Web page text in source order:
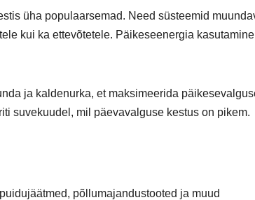
üha populaarsemad. Need süsteemid
kui ka ettevõtetele. Päikeseenergia
ja kaldenurka, et maksimeerida
suvekuudel, mil päevavalguse kestus on pikem.
põllumajandustooted ja muud